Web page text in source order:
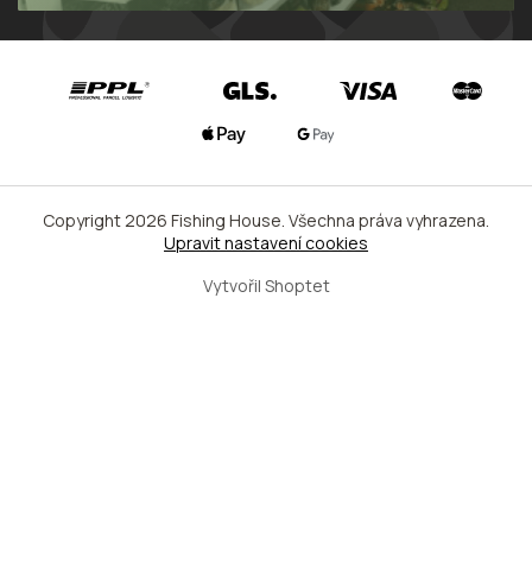
Vytvořil Shoptet
Copyright 2026 Fishing House . Všechna práva vyhrazena.
Upravit nastavení cookies